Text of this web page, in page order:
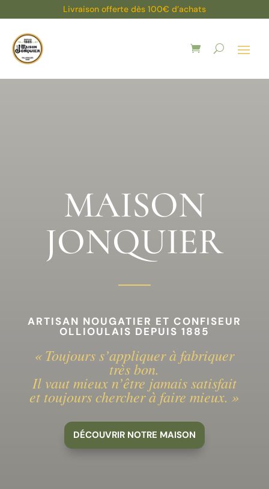
Livraison offerte dès 100€ d’achats
MAISON
JONQUIER
ARTISAN NOUGATIER ET CONFISEUR
OLLIOULAIS DEPUIS 1885
« Toujours s’appliquer à fabriquer
très bon.
Il vaut mieux n’être jamais satisfait
et toujours chercher à faire mieux. »
DÉCOUVRIR NOTRE MAISON